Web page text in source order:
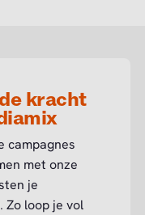
kracht
campagnes
met onze
je
Zo loop je vol